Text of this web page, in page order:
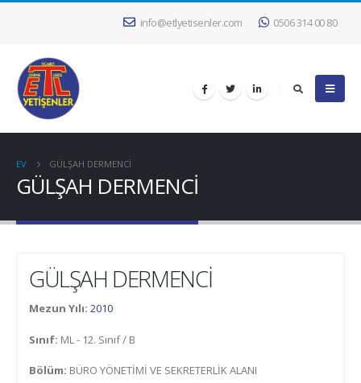
info@etlyetisenler.com 0506 314 00 80
EV GÜLŞAH DERMENCİ
GÜLŞAH DERMENCİ
GÜLŞAH DERMENCİ
Mezun Yılı: 2010
Sınıf: ML - 12. Sınıf / B
Bölüm: BÜRO YÖNETİMİ VE SEKRETERLİK ALANI